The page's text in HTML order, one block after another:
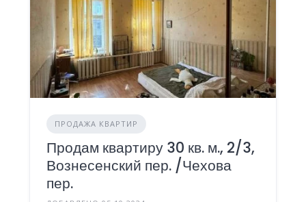
ПРОДАЖА КВАРТИР
Продам квартиру 30 кв. м., 2/3,
Вознесенский пер. /Чехова
пер.